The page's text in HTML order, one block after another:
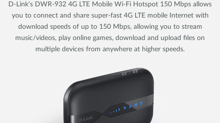
D-Link's DWR-932 4G LTE Mobile Wi-Fi Hotspot 150 Mbps allows
you to connect and share super-fast 4G LTE mobile Internet with
download speeds of up to 150 Mbps, allowing you to stream
music/videos, play online games, download and upload files on
multiple devices from anywhere at higher speeds.